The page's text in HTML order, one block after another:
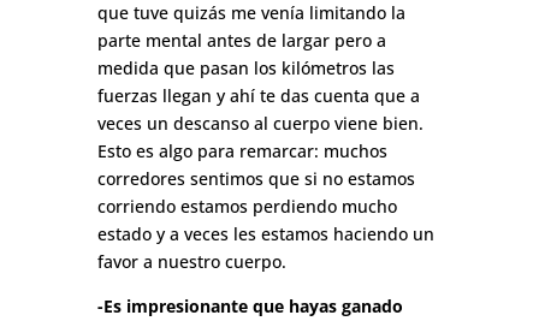
que tuve quizás me venía limitando la
parte mental antes de largar pero a
medida que pasan los kilómetros las
fuerzas llegan y ahí te das cuenta que a
veces un descanso al cuerpo viene bien.
Esto es algo para remarcar: muchos
corredores sentimos que si no estamos
corriendo estamos perdiendo mucho
estado y a veces les estamos haciendo un
favor a nuestro cuerpo.
-Es impresionante que hayas ganado